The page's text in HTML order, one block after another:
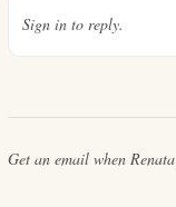
Sign in to reply.
Get an email when Renata